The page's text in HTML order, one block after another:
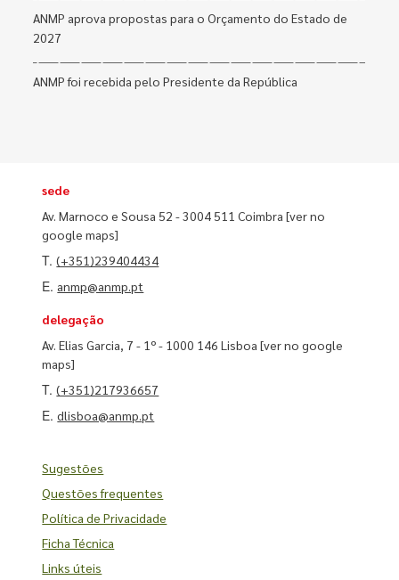
ANMP aprova propostas para o Orçamento do Estado de
2027
ANMP foi recebida pelo Presidente da República
sede
Av. Marnoco e Sousa 52 - 3004 511 Coimbra[ver no
google maps]
T.(+351)239404434
E. anmp@anmp.pt
delegação
Av. Elias Garcia, 7 - 1º - 1000 146 Lisboa[ver no google
maps]
T.(+351)217936657
E.dlisboa@anmp.pt
Sugestões
Questões frequentes
Política de Privacidade
Ficha Técnica
Links úteis